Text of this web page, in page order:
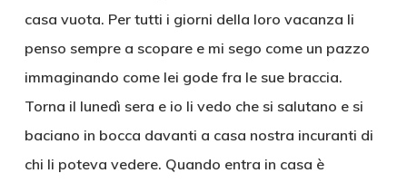
casa vuota. Per tutti i giorni della loro vacanza li
penso sempre a scopare e mi sego come un pazzo
immaginando come lei gode fra le sue braccia.
Torna il lunedì sera e io li vedo che si salutano e si
baciano in bocca davanti a casa nostra incuranti di
chi li poteva vedere. Quando entra in casa è